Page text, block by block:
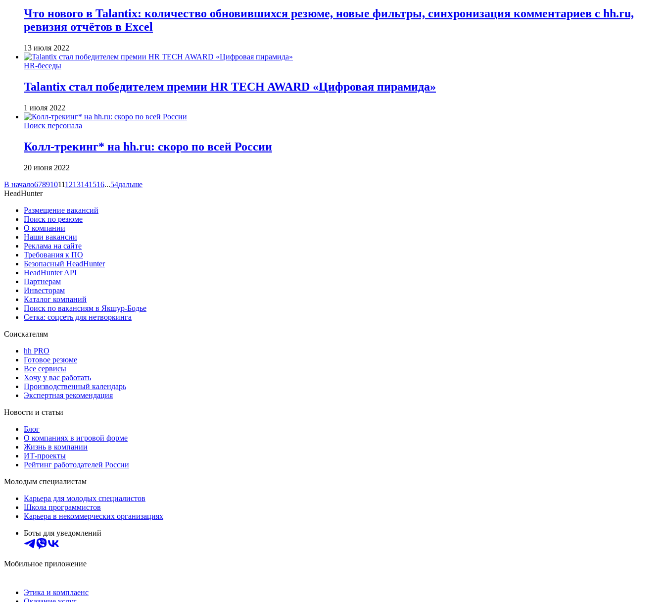
Что нового в Talantix: количество обновившихся резюме, новые фильтры, синхронизация комментариев с hh.ru,
ревизия отчётов в Excel
13 июля 2022
HR-беседы
Talantix cтал победителем премии HR TECH AWARD «Цифровая пирамида»
1 июля 2022
Поиск персонала
Колл-трекинг* на hh.ru: скоро по всей России
20 июня 2022
В начало678910111213141516...54дальше
HeadHunter
Размещение вакансий
Поиск по резюме
О компании
Наши вакансии
Реклама на сайте
Требования к ПО
Безопасный HeadHunter
HeadHunter API
Партнерам
Инвесторам
Каталог компаний
Поиск по вакансиям в Якшур-Бодье
Сетка: соцсеть для нетворкинга
Соискателям
hh PRO
Готовое резюме
Все сервисы
Хочу у вас работать
Производственный календарь
Экспертная рекомендация
Новости и статьи
Блог
О компаниях в игровой форме
Жизнь в компании
ИТ-проекты
Рейтинг работодателей России
Молодым специалистам
Карьера для молодых специалистов
Школа программистов
Карьера в некоммерческих организациях
Боты для уведомлений
Мобильное приложение
Этика и комплаенс